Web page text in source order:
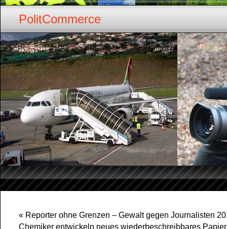
PolitCommerce
« Reporter ohne Grenzen – Gewalt gegen Journalisten
Chemiker entwickeln neues wiederbeschreibbares Papier